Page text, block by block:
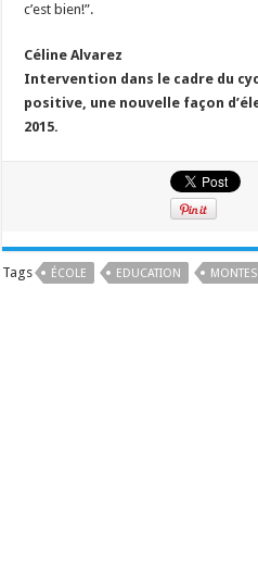
c’est bien!”.
Céline Alvarez
Intervention dans le cadre du
positive, une nouvelle façon
2015.
Tags ÉCOLE EDUCATION